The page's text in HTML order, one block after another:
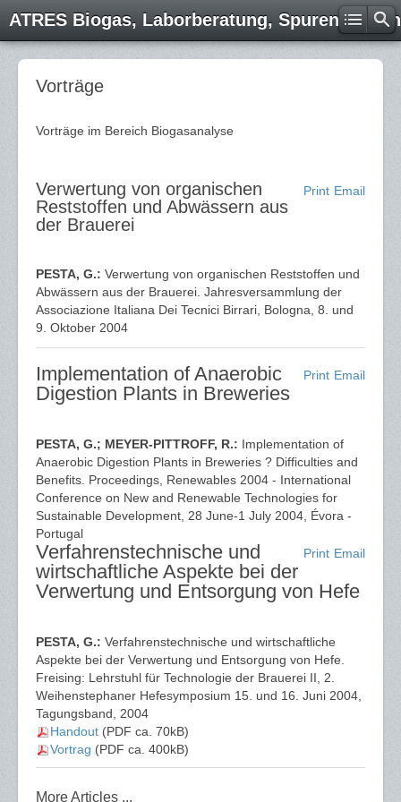
ATRES Biogas, Laborberatung,
Vorträge
Vorträge im Bereich Biogasanalyse
Email
Print
Verwertung von organischen
Reststoffen und Abwässern aus
der Brauerei
PESTA, G.: Verwertung von organischen Reststoffen und
Abwässern aus der Brauerei. Jahresversammlung der
Associazione Italiana Dei Tecnici Birrari, Bologna, 8. und
9. Oktober 2004
Email
Print
Implementation of Anaerobic
Digestion Plants in Breweries
PESTA, G.; MEYER-PITTROFF, R.: Implementation of
Anaerobic Digestion Plants in Breweries ? Difficulties and
Benefits. Proceedings, Renewables 2004 - International
Conference on New and Renewable Technologies for
Sustainable Development, 28 June-1 July 2004, Évora -
Portugal
Email
Print
Verfahrenstechnische und
wirtschaftliche Aspekte bei der
Verwertung und Entsorgung von Hefe
PESTA, G.: Verfahrenstechnische und wirtschaftliche
Aspekte bei der Verwertung und Entsorgung von Hefe.
Freising: Lehrstuhl für Technologie der Brauerei II, 2.
Weihenstephaner Hefesymposium 15. und 16. Juni 2004,
Tagungsband, 2004
Handout (PDF ca. 70kB)
Vortrag (PDF ca. 400kB)
More Articles ...